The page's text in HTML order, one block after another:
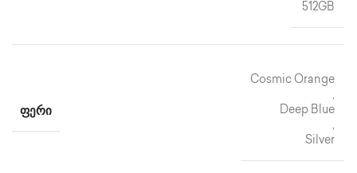
512GB
ᲤᲔᲠᲘ
Cosmic Orange
,
Deep Blue
,
Silver